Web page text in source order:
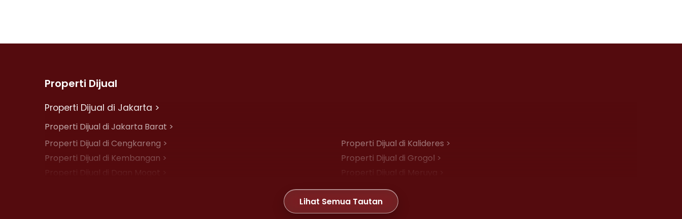
Properti Dijual
Properti Dijual di Jakarta >
Properti Dijual di Jakarta Barat >
Properti Dijual di Cengkareng >
Properti Dijual di Kalideres >
Properti Dijual di Kembangan >
Properti Dijual di Grogol >
Properti Dijual di Daan Mogot >
Properti Dijual di Meruya >
Properti Dijual di Joglo >
Lihat Semua Tautan